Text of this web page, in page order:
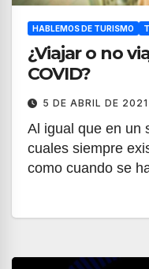
HABLEMOS DE TURISMO
¿Viajar o no
COVID?
5 DE ABRIL DE 2021
Al igual que en un
cuales siempre
como cuando se